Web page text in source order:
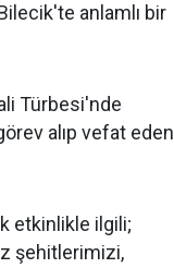
anlamlı bir
Türbesi'nde
alıp vefat eden
etkinlikle ilgili;
şehitlerimizi,